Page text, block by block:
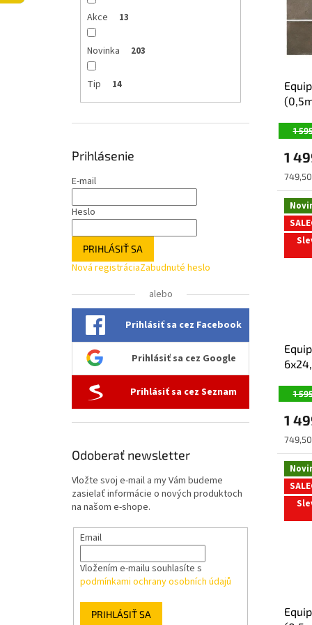
Akce 13
Novinka 203
Tip 14
Prihlásenie
E-mail
Heslo
PRIHLÁSIŤ SA
Nová registráciaZabudnuté heslo
alebo
Prihlásiť sa cez Facebook
Prihlásiť sa cez Google
Prihlásiť sa cez Seznam
Odoberať newsletter
Vložte svoj e-mail a my Vám budeme
zasielať informácie o nových produktoch
na našom e-shope.
Email
Vložením e-mailu souhlasíte s
podmínkami ochrany osobních údajů
PRIHLÁSIŤ SA
o
1
1
1
1